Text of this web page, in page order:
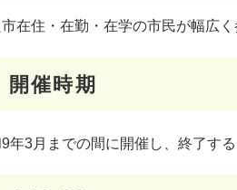
在住・在勤・在学の市民が幅広
開催時期
年3月までの間に開催し、終了する